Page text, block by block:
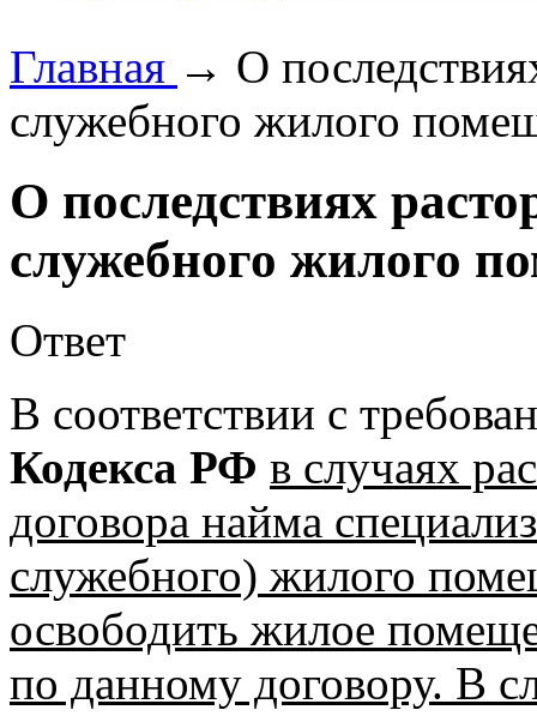
Главная → О
служебного жилого
О последствиях
служебного жилого
Ответ
В соответствии с
Кодекса РФ в случаях
договора найма
служебного) жилого
освободить жилое
по данному договору. В